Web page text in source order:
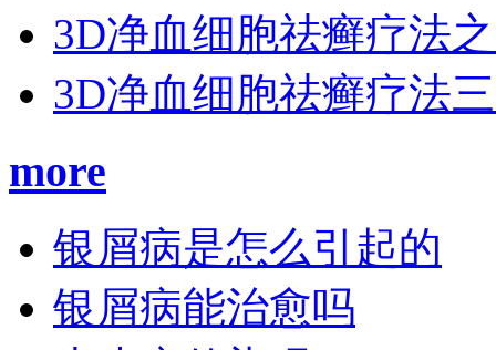
3D净血细胞祛癣疗法
3D净血细胞祛癣疗法
more
银屑病是怎么引起的
银屑病能治愈吗